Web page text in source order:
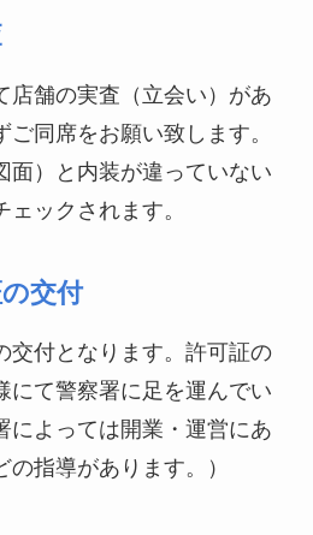
店舗の実査（立会い）があ
ご同席をお願い致します。
面）と内装が違っていない
ックされます。
交付
交付となります。許可証の
にて警察署に足を運んでい
によっては開業・運営にあ
指導があります。）